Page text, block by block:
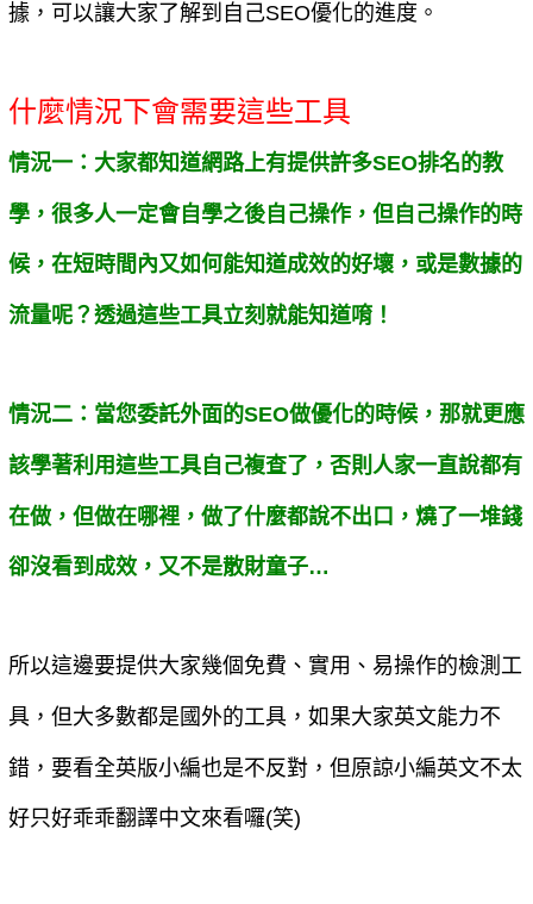
據，可以讓大家了解到自己SEO優化的進度。
什麼情況下會需要這些工具
情況一：大家都知道網路上有提供許多SEO排名的教
學，很多人一定會自學之後自己操作，但自己操作的時
候，在短時間內又如何能知道成效的好壞，或是數據的
流量呢？透過這些工具立刻就能知道唷！
情況二：當您委託外面的SEO做優化的時候，那就更應
該學著利用這些工具自己複查了，否則人家一直說都有
在做，但做在哪裡，做了什麼都說不出口，燒了一堆錢
卻沒看到成效，又不是散財童子…
所以這邊要提供大家幾個免費、實用、易操作的檢測工
具，但大多數都是國外的工具，如果大家英文能力不
錯，要看全英版小編也是不反對，但原諒小編英文不太
好只好乖乖翻譯中文來看囉(笑)